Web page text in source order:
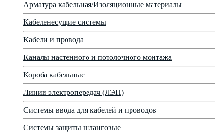
Арматура кабельная/Изоляционные материалы
Кабеленесущие системы
Кабели и провода
Каналы настенного и потолочного монтажа
Короба кабельные
Линии электропередач (ЛЭП)
Системы ввода для кабелей и проводов
Системы защиты шланговые